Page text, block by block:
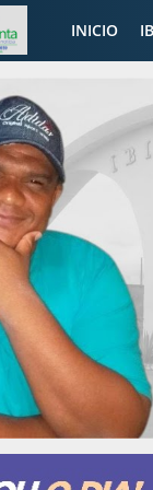
INICIO